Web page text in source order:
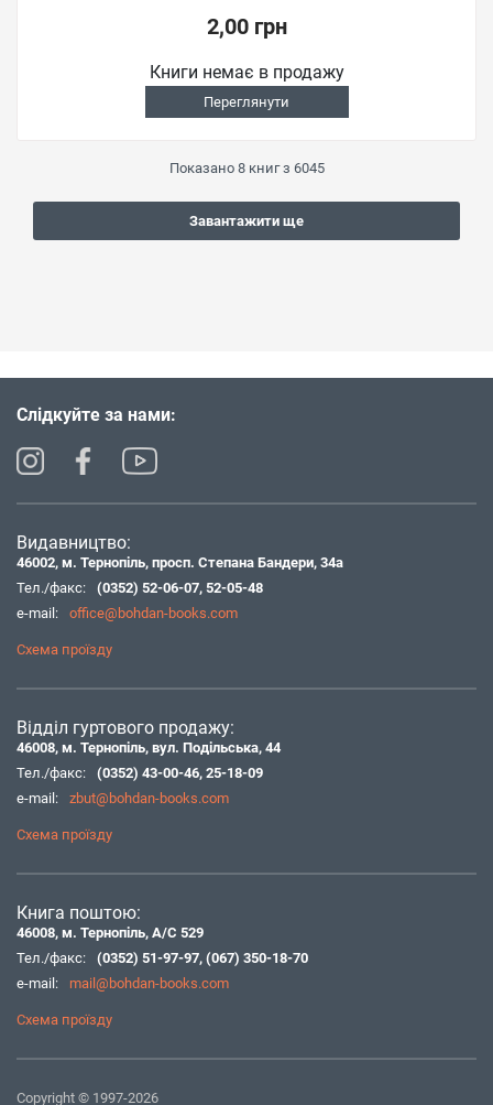
2,00 грн
Книги немає в продажу
Переглянути
Показано 8книг з 6045
Завантажити ще
Слідкуйте за нами:
Видавництво:
46002, м. Тернопіль, просп. Степана Бандери, 34а
Тел./факс:
(0352) 52-06-07, 52-05-48
e-mail:
office@bohdan-books.com
Схема проїзду
Відділ гуртового продажу:
46008, м. Тернопіль, вул. Подільська, 44
Тел./факс:
(0352) 43-00-46, 25-18-09
e-mail:
zbut@bohdan-books.com
Схема проїзду
Книга поштою:
46008, м. Тернопіль, А/С 529
Тел./факс:
(0352) 51-97-97, (067) 350-18-70
e-mail:
mail@bohdan-books.com
Схема проїзду
Copyright © 1997-2026